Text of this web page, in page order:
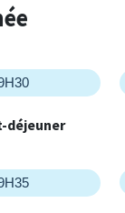
déjeuner